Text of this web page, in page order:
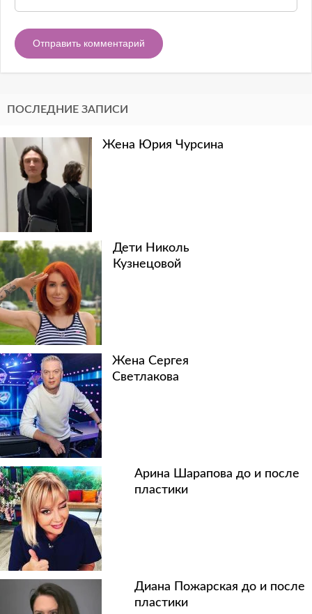
ПОСЛЕДНИЕ ЗАПИСИ
Жена Юрия Чурсина
Дети Николь
Кузнецовой
Жена Сергея
Светлакова
Арина Шарапова до и после
пластики
Диана Пожарская до и после
пластики